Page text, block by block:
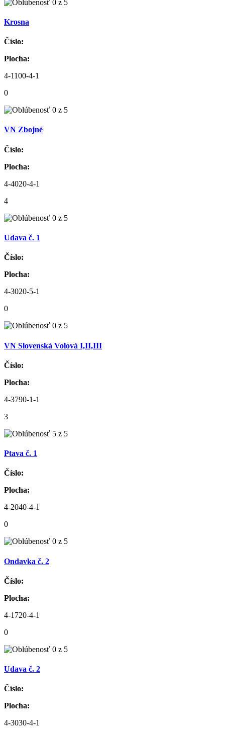
Krosna
Číslo:
Plocha:
4-1100-4-1
0
VN Zbojné
Číslo:
Plocha:
4-4020-4-1
4
Udava č. 1
Číslo:
Plocha:
4-3020-5-1
0
VN Slovenská Volová I,II,III
Číslo:
Plocha:
4-3790-1-1
3
Ptava č. 1
Číslo:
Plocha:
4-2040-4-1
0
Ondavka č. 2
Číslo:
Plocha:
4-1720-4-1
0
Udava č. 2
Číslo:
Plocha:
4-3030-4-1